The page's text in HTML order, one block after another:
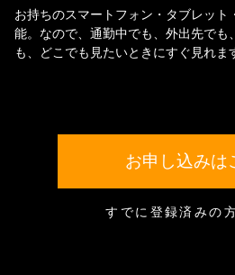
お持ちのスマートフォン・タブレット
能。なので、通勤中でも、外出先でも
も、どこでも見たいときにすぐ見れま
お申し込みは
すでに登録済みの